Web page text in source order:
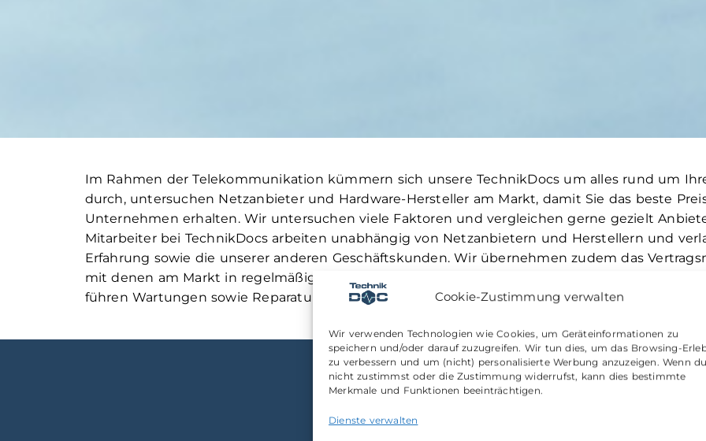
Cookie-Zustimmung verwalten
Wir verwenden Technologien wie Cookies, um Geräteinformationen zu
speichern und/oder darauf zuzugreifen. Wir tun dies, um das Browsing-
zu verbessern und um (nicht) personalisierte Werbung anzuzeigen. Wenn
nicht zustimmst oder die Zustimmung widerrufst, kann dies bestimmte
Merkmale und Funktionen beeinträchtigen.
Dienste verwalten
Im Rahmen der Telekommunikation kümmern sich unsere TechnikDocs um alles rund um
durch, untersuchen Netzanbieter und Hardware-Hersteller am Markt, damit Sie das beste
Unternehmen erhalten. Wir untersuchen viele Faktoren und vergleichen gerne gezielt
Mitarbeiter bei TechnikDocs arbeiten unabhängig von Netzanbietern und Herstellern und
Erfahrung sowie die unserer anderen Geschäftskunden. Wir übernehmen zudem das
mit denen am Markt in regelmäßigen Abständen. Als Ihr Ansprechpartner vor Ort kümmern
führen Wartungen sowie Reparaturen durch.